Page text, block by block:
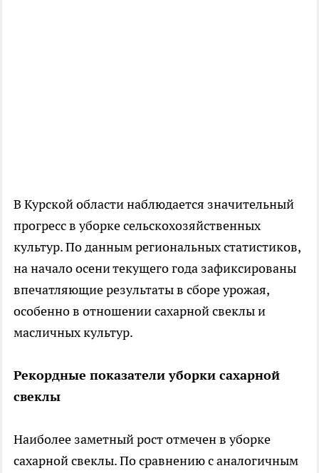
В Курской области наблюдается значительный
прогресс в уборке сельскохозяйственных
культур. По данным региональных статистиков,
на начало осени текущего года зафиксированы
впечатляющие результаты в сборе урожая,
особенно в отношении сахарной свеклы и
масличных культур.
Рекордные показатели уборки сахарной
свеклы
Наиболее заметный рост отмечен в уборке
сахарной свеклы. По сравнению с аналогичным